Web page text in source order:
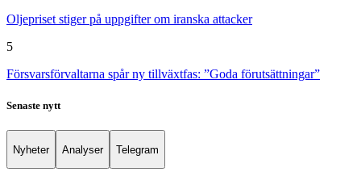
Oljepriset stiger på uppgifter om iranska attacker
5
Försvarsförvaltarna spår ny tillväxtfas: ”Goda förutsättningar”
Senaste nytt
Nyheter Analyser Telegram